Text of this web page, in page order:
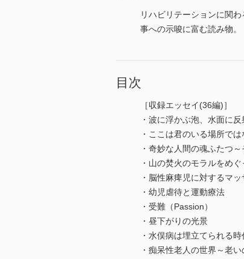
リハビリテーションに関
事への示唆に富む読み物。
目次
［収録エッセイ(36編)］
・波に浮かぶ泡、水面に
・ここは君のいる場所では
・奇妙な人間の魂ふたつ
・山の焚火のモラルをめ
・脳性麻痺児に対するマ
・幼児虐待と運動療法
・受難（Passion）
・昼下がりの光景
・水俣病は埋立てられる
・痴呆性老人の世界～老